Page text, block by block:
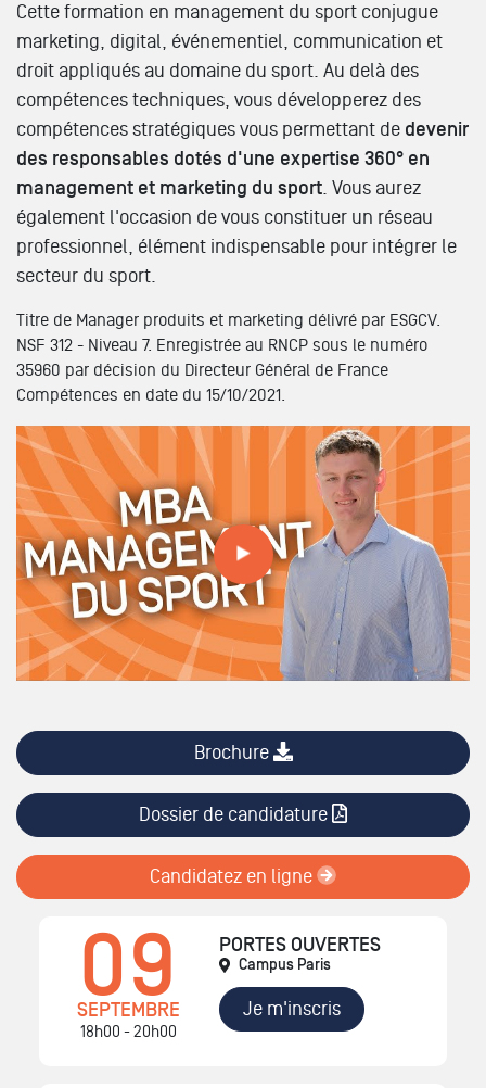
Cette formation en management du sport conjugue
marketing, digital, événementiel, communication et
droit appliqués au domaine du sport. Au delà des
compétences techniques, vous développerez des
compétences stratégiques vous permettant de devenir
des responsables dotés d'une expertise 360° en
management et marketing du sport. Vous aurez
également l'occasion de vous constituer un réseau
professionnel, élément indispensable pour intégrer le
secteur du sport.
Titre de Manager produits et marketing délivré par ESGCV.
NSF 312 - Niveau 7. Enregistrée au RNCP sous le numéro
35960 par décision du Directeur Général de France
Compétences en date du 15/10/2021.
Tout savoir sur les formations // MBA MANAGEMENT DU
SPORT
Brochure
Dossier de candidature
Candidatez en ligne
09
SEPTEMBRE
18h00 - 20h00
PORTES OUVERTES
Campus Paris
Je m'inscris